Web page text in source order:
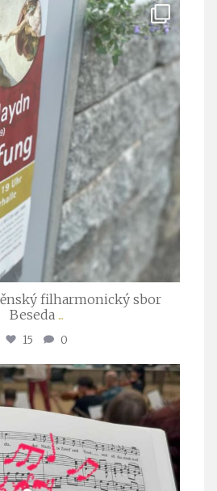
Juli 23
filharmonický sbor
Beseda ...
15 0
Juli 23